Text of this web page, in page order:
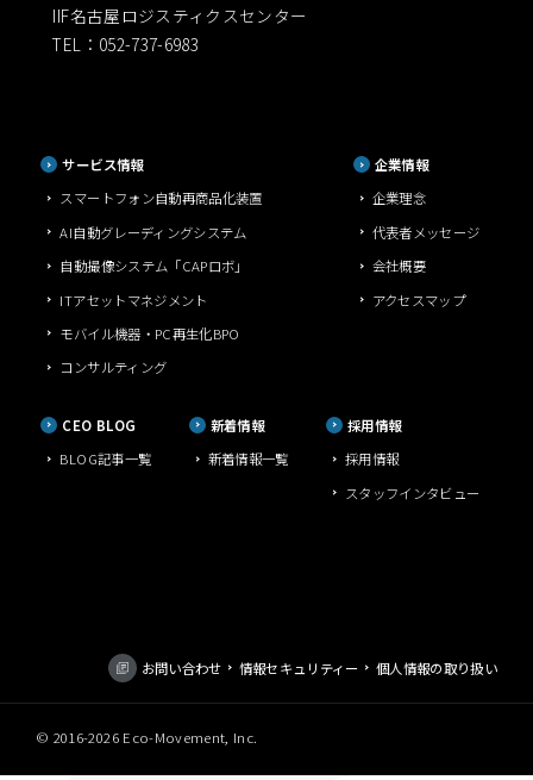
IIF名古屋ロジスティクスセンター
TEL：052-737-6983
サービス情報
スマートフォン自動再商品化装置
AI自動グレーディングシステム
自動撮像システム「CAPロボ」
ITアセットマネジメント
モバイル機器・PC再生化BPO
コンサルティング
企業情報
企業理念
代表者メッセージ
会社概要
アクセスマップ
CEO BLOG
BLOG記事一覧
新着情報
新着情報一覧
採用情報
採用情報
スタッフインタビュー
お問い合わせ 情報セキュリティー 個人情報の取り扱い
© 2016-2026 Eco-Movement, Inc.